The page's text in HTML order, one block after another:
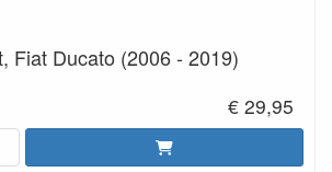
Fiat Ducato (2006 - 2019)
€ 29,95